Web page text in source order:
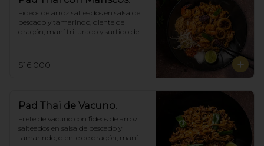
Fideos de arroz salteados en salsa de
pescado y tamarindo, diente de
dragón, maní triturado y surtido de
$16.000
Pad Thai de Vacuno.
Filete de vacuno con fideos de arroz
salteados en salsa de pescado y
tamarindo, diente de dragón, maní